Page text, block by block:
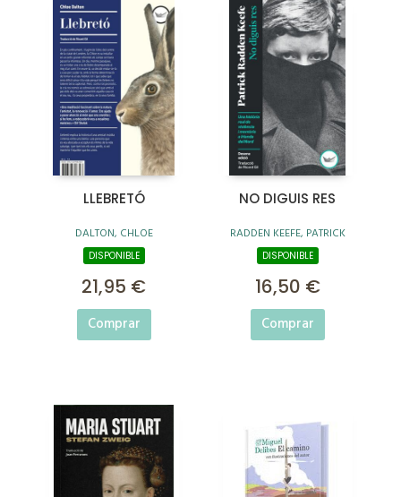
LLEBRETÓ
DALTON, CHLOE
DISPONIBLE
21,95 €
Comprar
NO DIGUIS RES
RADDEN KEEFE, PATRICK
DISPONIBLE
16,50 €
Comprar